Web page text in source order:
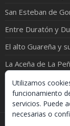
San Esteban de
Entre Duratón y
El alto Guareña y
La Aceña de La
Atardecer en
Utilizamos
funcionamiento
servicios. Puede
necesarias o